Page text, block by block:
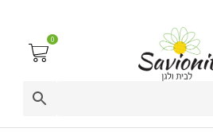
03-9212883
0